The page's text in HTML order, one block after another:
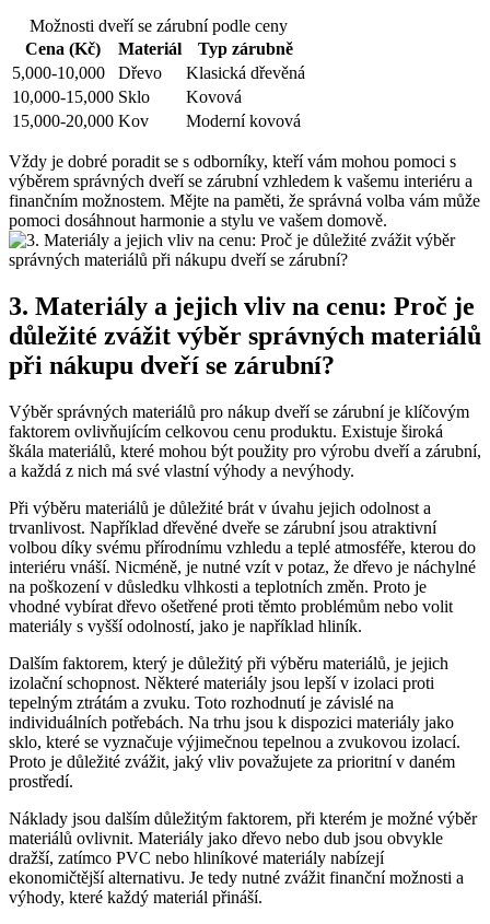
Možnosti dveří se zárubní podle ceny
Cena (Kč)
Materiál
Typ zárubně
5,000-10,000
Dřevo
Klasická dřevěná
10,000-15,000 Sklo
Kovová
15,000-20,000 Kov Moderní kovová
Vždy je dobré poradit se s odborníky, kteří vám mohou pomoci s
výběrem správných dveří se zárubní vzhledem k vašemu interiéru a
finančním možnostem. Mějte na paměti, že správná volba vám může
pomoci dosáhnout harmonie a stylu ve vašem domově.
3. Materiály a jejich vliv na cenu: Proč je
důležité zvážit výběr správných materiálů
při nákupu dveří se zárubní?
Výběr správných materiálů pro nákup dveří se zárubní je klíčovým
faktorem ovlivňujícím celkovou cenu produktu. Existuje široká
škála materiálů, které mohou být použity pro výrobu dveří a zárubní,
a každá z nich má své vlastní výhody a nevýhody.
Při výběru materiálů je důležité brát v úvahu jejich odolnost a
trvanlivost. Například dřevěné dveře se zárubní jsou atraktivní
volbou díky svému přírodnímu vzhledu a teplé atmosféře, kterou do
interiéru vnáší. Nicméně, je nutné vzít v potaz, že dřevo je náchylné
na poškození v důsledku vlhkosti a teplotních změn. Proto je
vhodné vybírat dřevo ošetřené proti těmto problémům nebo volit
materiály s vyšší odolností, jako je například hliník.
Dalším faktorem, který je důležitý při výběru materiálů, je jejich
izolační schopnost. Některé materiály jsou lepší v izolaci proti
tepelným ztrátám a zvuku. Toto rozhodnutí je závislé na
individuálních potřebách. Na trhu jsou k dispozici materiály jako
sklo, které se vyznačuje výjimečnou tepelnou a zvukovou izolací.
Proto je důležité zvážit, jaký vliv považujete za prioritní v daném
prostředí.
Náklady jsou dalším důležitým faktorem, při kterém je možné výběr
materiálů ovlivnit. Materiály jako dřevo nebo dub jsou obvykle
dražší, zatímco PVC nebo hliníkové materiály nabízejí
ekonomičtější alternativu. Je tedy nutné zvážit finanční možnosti a
výhody, které každý materiál přináší.